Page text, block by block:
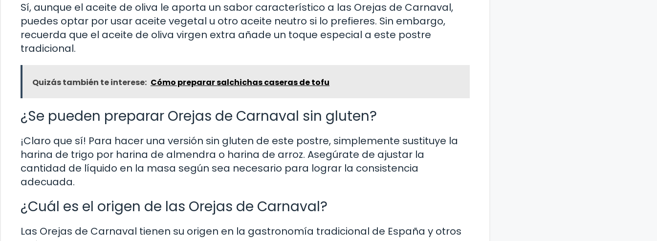
Sí, aunque el aceite de oliva le aporta un sabor característico a las Orejas de Carnaval,
puedes optar por usar aceite vegetal u otro aceite neutro si lo prefieres. Sin embargo,
recuerda que el aceite de oliva virgen extra añade un toque especial a este postre
tradicional.
Quizás también te interese: Cómo preparar salchichas caseras de tofu
¿Se pueden preparar Orejas de Carnaval sin gluten?
¡Claro que sí! Para hacer una versión sin gluten de este postre, simplemente sustituye la
harina de trigo por harina de almendra o harina de arroz. Asegúrate de ajustar la
cantidad de líquido en la masa según sea necesario para lograr la consistencia
adecuada.
¿Cuál es el origen de las Orejas de Carnaval?
Las Orejas de Carnaval tienen su origen en la gastronomía tradicional de España y otros